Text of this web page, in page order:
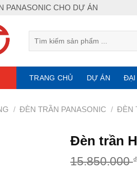
PANASONIC CHO DỰ ÁN
kiếm:
TRANG CHỦ DỰ ÁN ĐẠI
/ ĐÈN TRẦN PANASONIC / ĐÈN
Đèn trần
15.850.000₫